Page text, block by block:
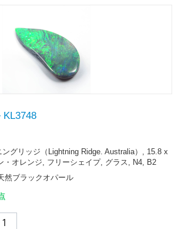
KL3748
ングリッジ（Lightning Ridge. Australia）, 15.8 x
・オレンジ, フリーシェイプ, グラス, N4, B2
然ブラックオパール